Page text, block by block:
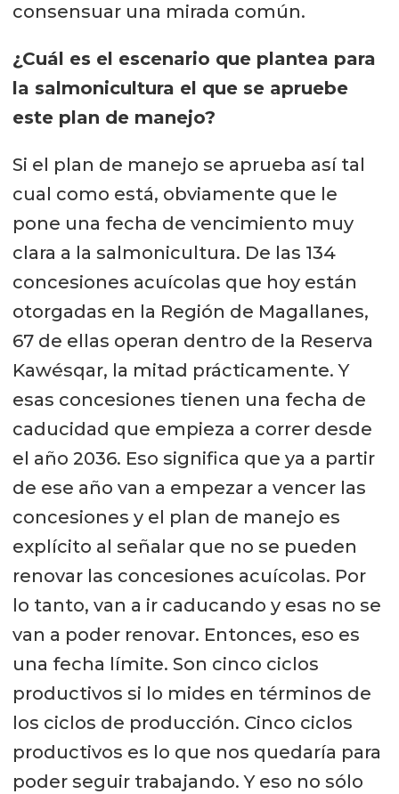
consensuar una mirada común.
¿Cuál es el escenario que plantea para
la salmonicultura el que se apruebe
este plan de manejo?
Si el plan de manejo se aprueba así tal
cual como está, obviamente que le
pone una fecha de vencimiento muy
clara a la salmonicultura. De las 134
concesiones acuícolas que hoy están
otorgadas en la Región de Magallanes,
67 de ellas operan dentro de la Reserva
Kawésqar, la mitad prácticamente. Y
esas concesiones tienen una fecha de
caducidad que empieza a correr desde
el año 2036. Eso significa que ya a partir
de ese año van a empezar a vencer las
concesiones y el plan de manejo es
explícito al señalar que no se pueden
renovar las concesiones acuícolas. Por
lo tanto, van a ir caducando y esas no se
van a poder renovar. Entonces, eso es
una fecha límite. Son cinco ciclos
productivos si lo mides en términos de
los ciclos de producción. Cinco ciclos
productivos es lo que nos quedaría para
poder seguir trabajando. Y eso no sólo